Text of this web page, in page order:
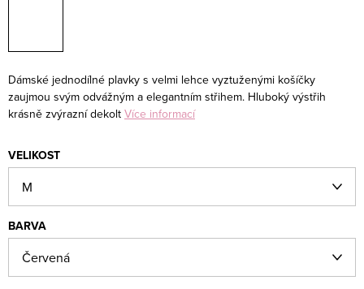
Dámské jednodílné plavky s velmi lehce vyztuženými košíčky
zaujmou svým odvážným a elegantním střihem. Hluboký výstřih
krásně zvýrazní dekolt Více informací
VELIKOST
BARVA